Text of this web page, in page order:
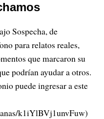
Sospecha, de
para relatos reales,
que marcaron su
podrían ayudar a otros.
puede ingresar a este
k1iYlBVj1unvFuw)